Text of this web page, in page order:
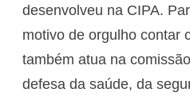
desenvolveu na CIPA.
motivo de orgulho contar
também atua na
defesa da saúde, da